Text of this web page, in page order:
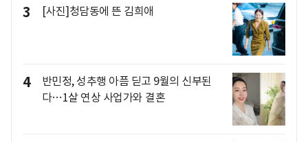
3 [사진]청담동에 뜬 김희애
4
반민정, 성추행 아픔 딛고 9월의 신부된
다…1살 연상 사업가와 결혼